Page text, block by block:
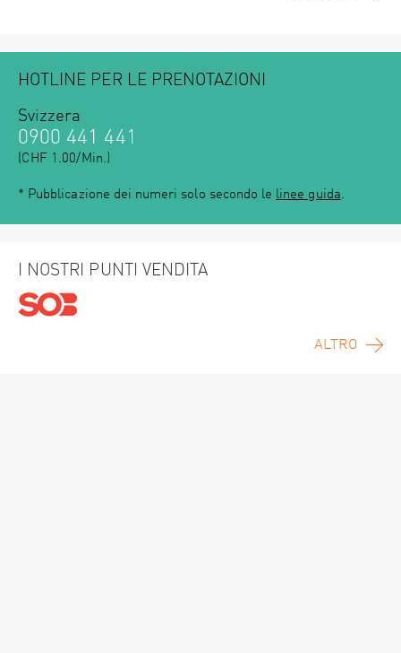
HOTLINE PER LE PRENOTAZIONI
Svizzera
0900 441 441
(CHF 1.00/Min.)
* Pubblicazione dei numeri solo secondo le linee guida.
I NOSTRI PUNTI VENDITA
ALTRO